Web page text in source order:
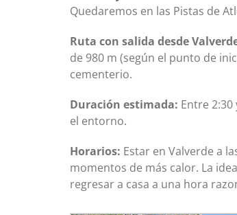
Quedaremos en las Pistas de
Ruta con salida desde
de 980 m (según el punto de
cementerio.
Duración estimada: Entre
el entorno.
Horarios: Estar en Valverde a
momentos de más calor. La
regresar a casa a una hora